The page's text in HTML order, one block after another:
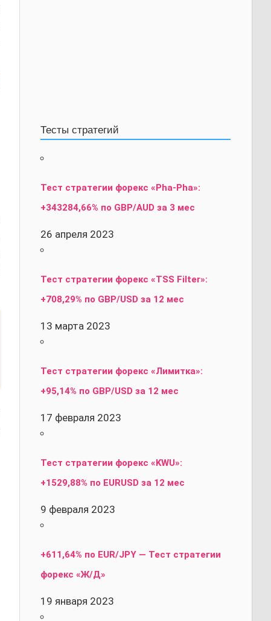
Тесты стратегий
Тест стратегии форекс «Pha-Pha»:
+343284,66% по GBP/AUD за 3 мес
26 апреля 2023
Тест стратегии форекс «TSS Filter»:
+708,29% по GBP/USD за 12 мес
13 марта 2023
Тест стратегии форекс «Лимитка»:
+95,14% по GBP/USD за 12 мес
17 февраля 2023
Тест стратегии форекс «KWU»:
+1529,88% по EURUSD за 12 мес
9 февраля 2023
+611,64% по EUR/JPY — Тест стратегии
форекс «Ж/Д»
19 января 2023